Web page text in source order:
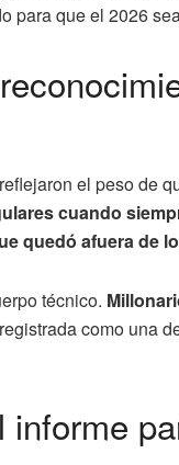
para que el 2026
el peso de
cuando
quedó afuera de
técnico.
como una